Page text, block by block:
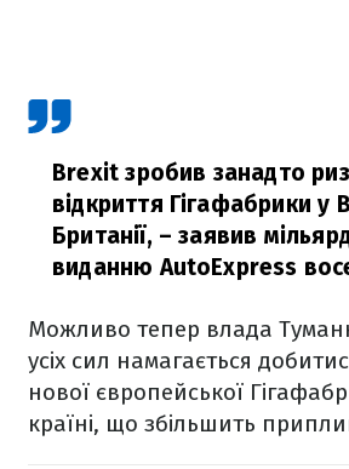
Brexit зробив занадто
відкриття Гігафабрики у
Британії, – заявив
виданню AutoExpress
Можливо тепер влада
усіх сил намагається
нової європейської
країні, що збільшить